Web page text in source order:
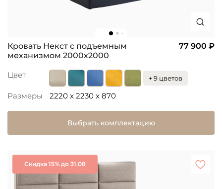
Кровать Некст с подъемным
механизмом 2000х2000
77 900 ₽
Цвет + 9 цветов
Размеры 2220 x 2230 x 870
Выбрать комплектацию
Скидка 15% до 31.08